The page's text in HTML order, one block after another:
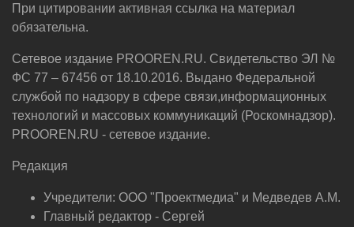
При цитировании активная ссылка на материал
обязательна.
Сетевое издание PROOREN.RU. Свидетельство ЭЛ №
ФС 77 – 67456 от 18.10.2016. Выдано Федеральной
службой по надзору в сфере связи,информационных
технологий и массовых коммуникаций (Роскомнадзор).
PROOREN.RU - сетевое издание.
Редакция
Учредители: ООО "Проектмедиа" и Медведев А.М.
Главный редактор - Сергей